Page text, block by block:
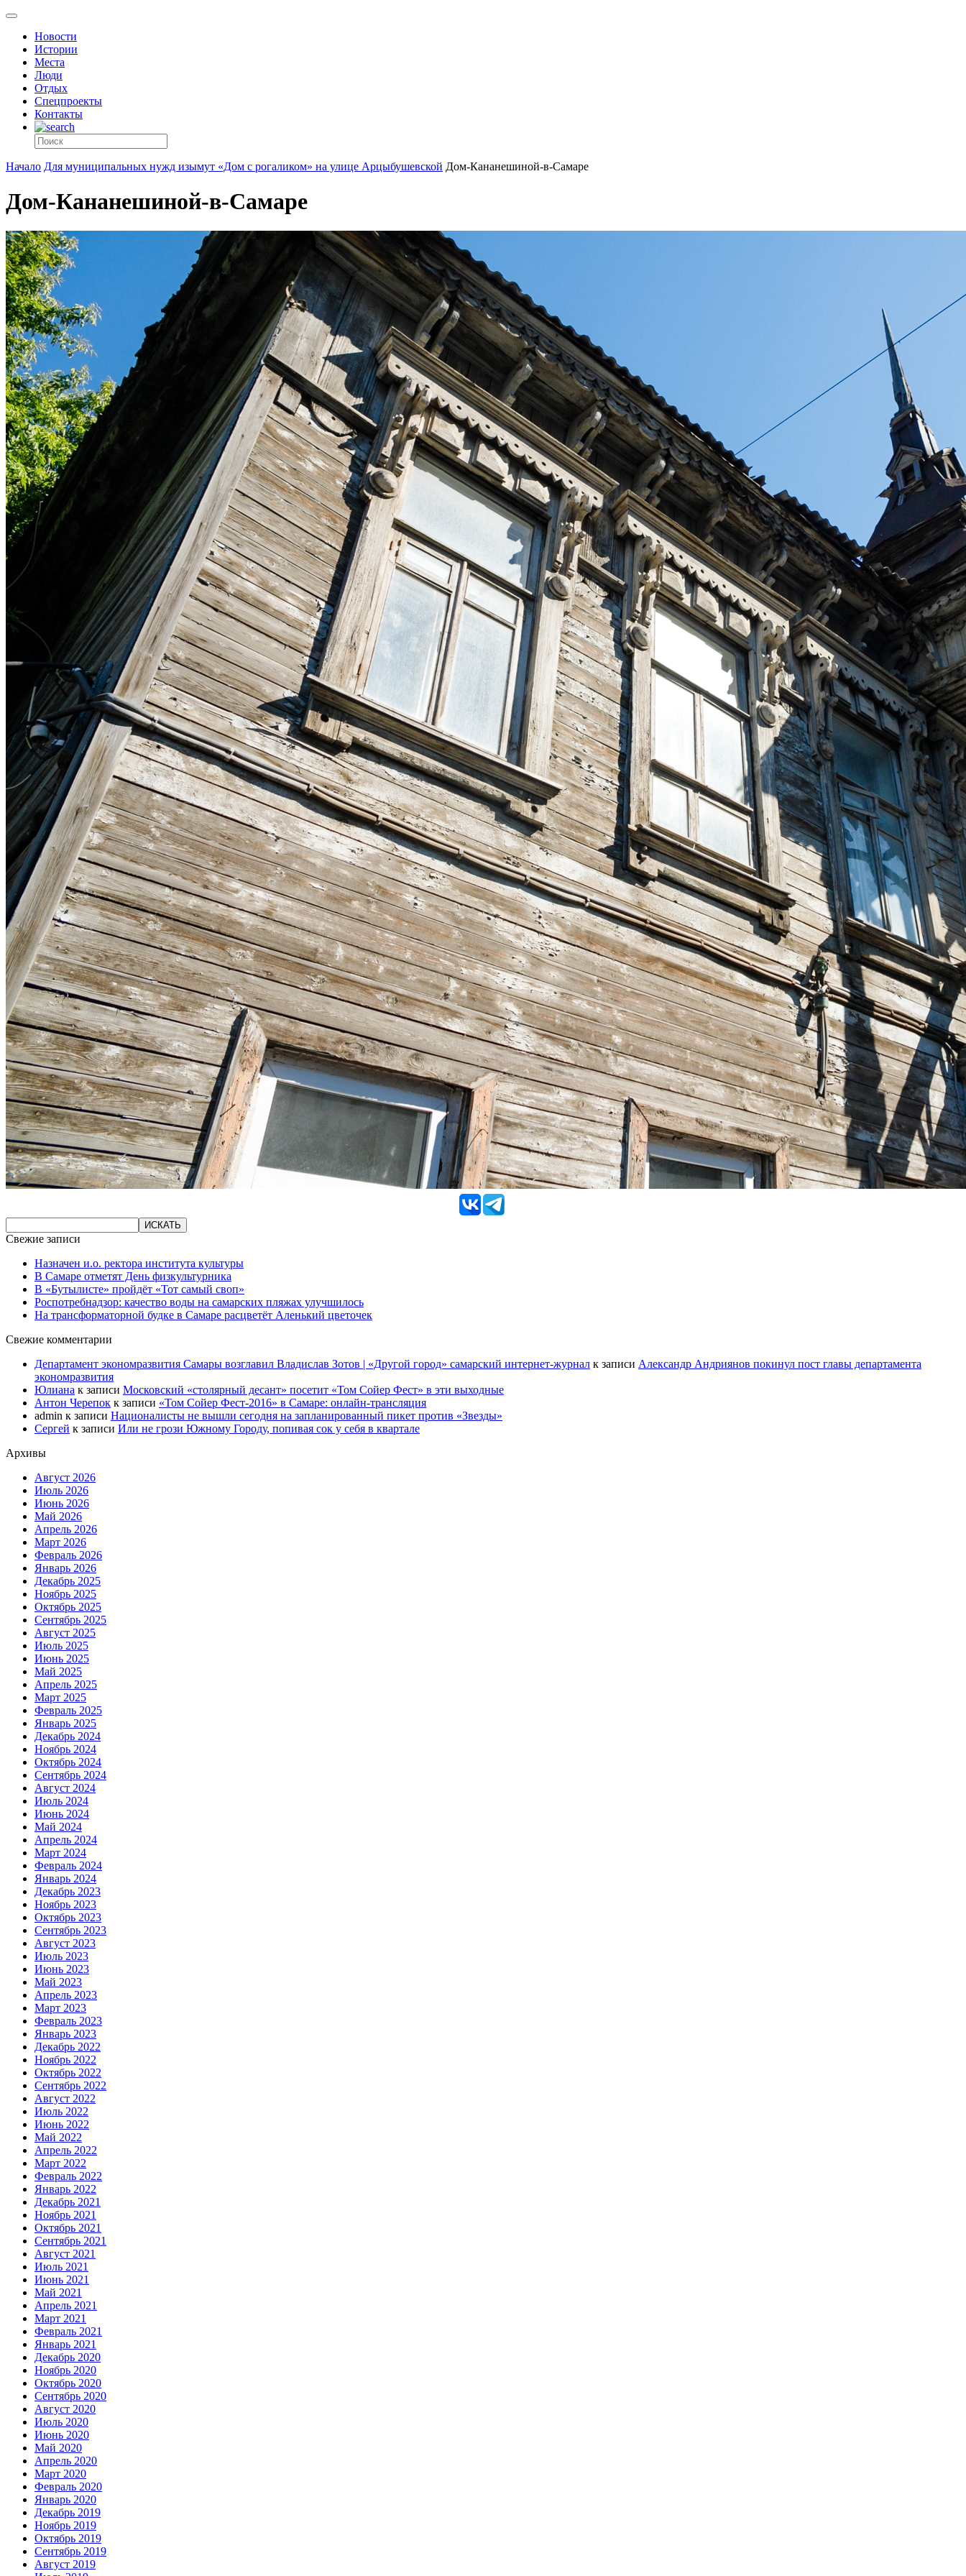
Новости
Истории
Места
Люди
Отдых
Спецпроекты
Контакты
Начало Для муниципальных нужд изымут «Дом с рогаликом» на улице Арцыбушевской Дом-Кананешиной-в-Самаре
Дом-Кананешиной-в-Самаре
Свежие записи
Назначен и.о. ректора института культуры
В Самаре отметят День физкультурника
В «Бутылисте» пройдёт «Тот самый своп»
Роспотребнадзор: качество воды на самарских пляжах улучшилось
На трансформаторной будке в Самаре расцветёт Аленький цветочек
Свежие комментарии
Департамент экономразвития Самары возглавил Владислав Зотов | «Другой город» самарский интернет-журнал к записи Александр Андриянов покинул пост главы департамента
экономразвития
Юлиана к записи Московский «столярный десант» посетит «Том Сойер Фест» в эти выходные
Антон Черепок к записи «Том Сойер Фест-2016» в Самаре: онлайн-трансляция
admin к записи Националисты не вышли сегодня на запланированный пикет против «Звезды»
Сергей к записи Или не грози Южному Городу, попивая сок у себя в квартале
Архивы
Август 2026
Июль 2026
Июнь 2026
Май 2026
Апрель 2026
Март 2026
Февраль 2026
Январь 2026
Декабрь 2025
Ноябрь 2025
Октябрь 2025
Сентябрь 2025
Август 2025
Июль 2025
Июнь 2025
Май 2025
Апрель 2025
Март 2025
Февраль 2025
Январь 2025
Декабрь 2024
Ноябрь 2024
Октябрь 2024
Сентябрь 2024
Август 2024
Июль 2024
Июнь 2024
Май 2024
Апрель 2024
Март 2024
Февраль 2024
Январь 2024
Декабрь 2023
Ноябрь 2023
Октябрь 2023
Сентябрь 2023
Август 2023
Июль 2023
Июнь 2023
Май 2023
Апрель 2023
Март 2023
Февраль 2023
Январь 2023
Декабрь 2022
Ноябрь 2022
Октябрь 2022
Сентябрь 2022
Август 2022
Июль 2022
Июнь 2022
Май 2022
Апрель 2022
Март 2022
Февраль 2022
Январь 2022
Декабрь 2021
Ноябрь 2021
Октябрь 2021
Сентябрь 2021
Август 2021
Июль 2021
Июнь 2021
Май 2021
Апрель 2021
Март 2021
Февраль 2021
Январь 2021
Декабрь 2020
Ноябрь 2020
Октябрь 2020
Сентябрь 2020
Август 2020
Июль 2020
Июнь 2020
Май 2020
Апрель 2020
Март 2020
Февраль 2020
Январь 2020
Декабрь 2019
Ноябрь 2019
Октябрь 2019
Сентябрь 2019
Август 2019